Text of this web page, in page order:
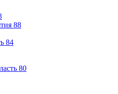
88
84
80